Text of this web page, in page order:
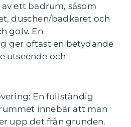
ett badrum, såsom
duschen/badkaret och
golv. En
ger oftast en betydande
utseende och
En fullständig
innebär att man
upp det från grunden.